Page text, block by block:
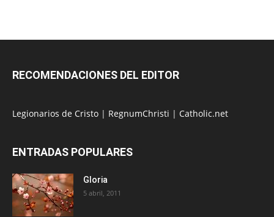
RECOMENDACIONES DEL EDITOR
Legionarios de Cristo | RegnumChristi | Catholic.net
ENTRADAS POPULARES
Gloria
5 abril, 2011